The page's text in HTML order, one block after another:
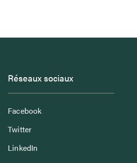
Réseaux sociaux
Facebook
Twitter
LinkedIn